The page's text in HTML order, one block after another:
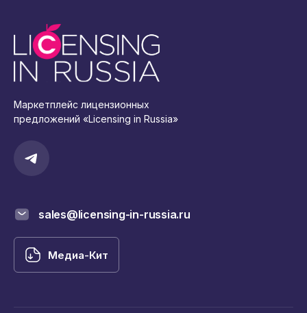
Маркетплейс лицензионных
предложений «Licensing in Russia»
sales@licensing-in-russia.ru
Медиа-Кит